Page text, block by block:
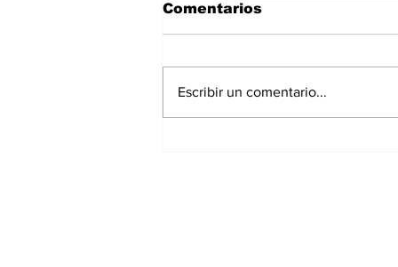
Comentarios
Escribir un comentario...